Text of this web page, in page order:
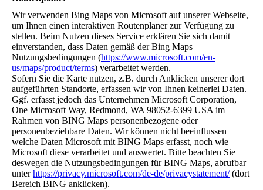
Wir verwenden Bing Maps von Microsoft auf unserer Webseite,
um Ihnen einen interaktiven Routenplaner zur Verfügung zu
stellen. Beim Nutzen dieses Service erklären Sie sich damit
einverstanden, dass Daten gemäß der Bing Maps
Nutzungsbedingungen (https://www.microsoft.com/en-
us/maps/product/terms) verarbeitet werden.
Sofern Sie die Karte nutzen, z.B. durch Anklicken unserer dort
aufgeführten Standorte, erfassen wir von Ihnen keinerlei Daten.
Ggf. erfasst jedoch das Unternehmen Microsoft Corporation,
One Microsoft Way, Redmond, WA 98052-6399 USA im
Rahmen von BING Maps personenbezogene oder
personenbeziehbare Daten. Wir können nicht beeinflussen
welche Daten Microsoft mit BING Maps erfasst, noch wie
Microsoft diese verarbeitet und auswertet. Bitte beachten Sie
deswegen die Nutzungsbedingungen für BING Maps, abrufbar
unterhttps://privacy.microsoft.com/de-de/privacystatement/(dort
Bereich BING anklicken).